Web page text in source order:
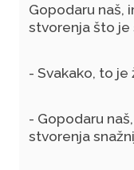
Gopodaru naš,
stvorenja što je
- Svakako, to
- Gopodaru
stvorenja